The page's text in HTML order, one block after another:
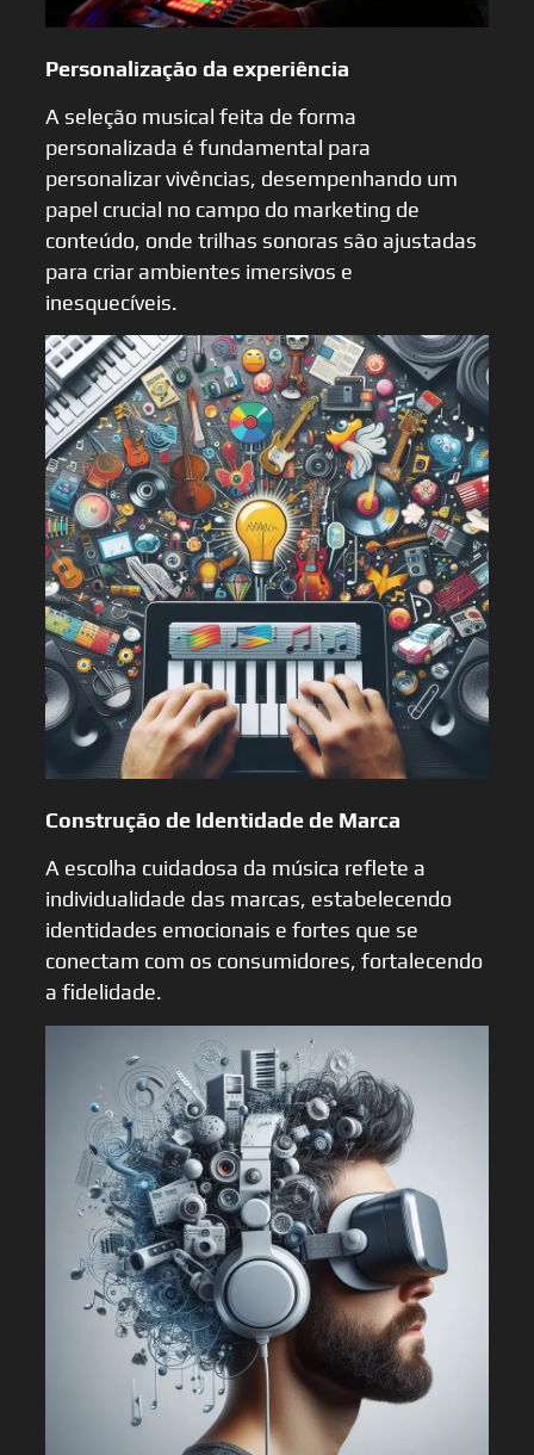
Personalização da experiência
A seleção musical feita de forma
personalizada é fundamental para
personalizar vivências, desempenhando um
papel crucial no campo do marketing de
conteúdo, onde trilhas sonoras são ajustadas
para criar ambientes imersivos e
inesquecíveis.
Construção de Identidade de Marca
A escolha cuidadosa da música reflete a
individualidade das marcas, estabelecendo
identidades emocionais e fortes que se
conectam com os consumidores, fortalecendo
a fidelidade.